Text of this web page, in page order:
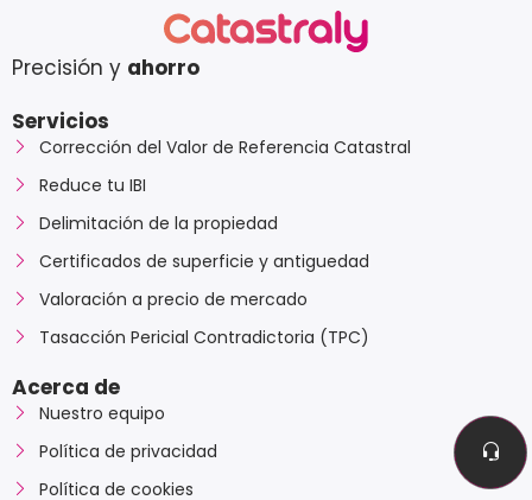
Precisión y ahorro
Servicios
Corrección del Valor de Referencia Catastral
Reduce tu IBI
Delimitación de la propiedad
Certificados de superficie y antiguedad
Valoración a precio de mercado
Tasacción Pericial Contradictoria (TPC)
Acerca de
Nuestro equipo
Política de privacidad
Política de cookies